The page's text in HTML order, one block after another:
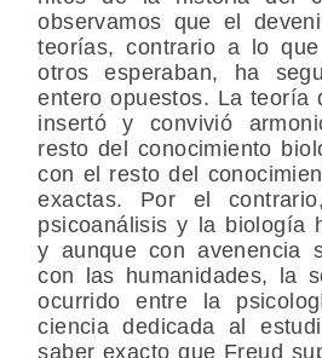
observamos que el
teorías, contrario a lo
otros esperaban, ha
entero opuestos. La teoría
insertó y convivió
resto del conocimiento
con el resto del
exactas. Por el
psicoanálisis y la biología
y aunque con avenencia
con las humanidades, la
ocurrido entre la
ciencia dedicada al
saber exacto que Freud